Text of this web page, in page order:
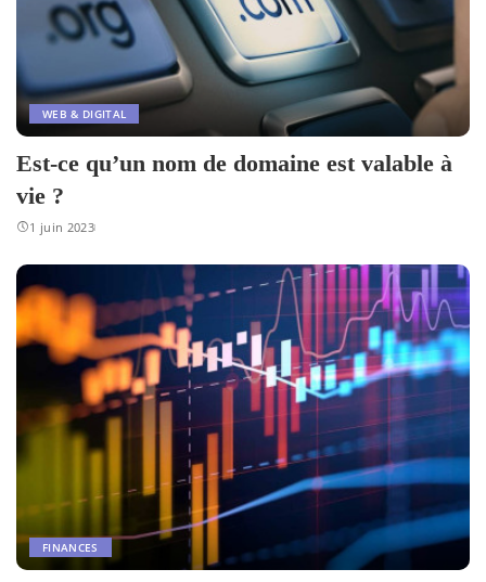
WEB & DIGITAL
Est-ce qu’un nom de domaine est valable à
vie ?
1 juin 2023
FINANCES